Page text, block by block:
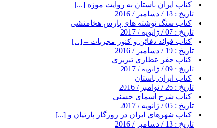
کتاب ایران باستان به روایت موزه [...]
تاریخ : 18 / دسامبر / 2016
کتاب سنگ نوشته های پارس هخامنشی
تاریخ : 07 / ژانویه / 2017
کتاب فوائد دفائن و کنوز مجربات – [...]
تاریخ : 19 / دسامبر / 2016
کتاب جفر عطاری تبریزی
تاریخ : 09 / ژانویه / 2017
کتاب ایران باستان
تاریخ : 26 / نوامبر / 2016
کتاب شرح اسمای حسنی
تاریخ : 05 / ژانویه / 2017
کتاب شهرهای ایران در روزگار پارتیان و [...]
تاریخ : 13 / دسامبر / 2016